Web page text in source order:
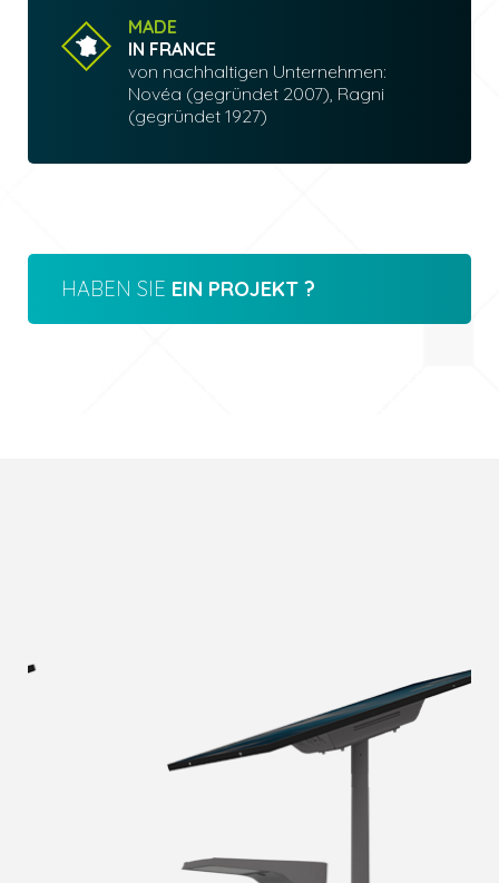
MADE
IN FRANCE
von nachhaltigen Unternehmen:
Novéa (gegründet 2007), Ragni
(gegründet 1927)
HABEN SIE EIN PROJEKT ?